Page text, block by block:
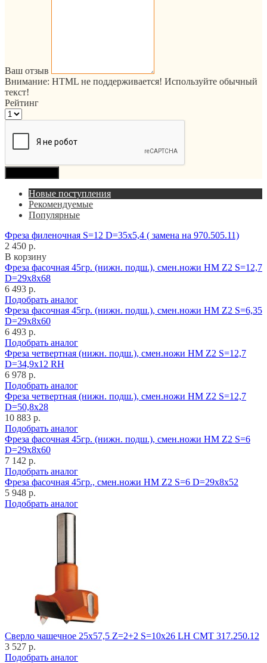
Ваш отзыв
Внимание: HTML не поддерживается! Используйте обычный
текст!
Рейтинг
Новые поступления
Рекомендуемые
Популярные
Фреза филеночная S=12 D=35x5,4 ( замена на 970.505.11)
2 450 р.
В корзину
Фреза фасочная 45гр. (нижн. подш.), смен.ножи HM Z2 S=12,7
D=29x8x68
6 493 р.
Подобрать аналог
Фреза фасочная 45гр. (нижн. подш.), смен.ножи HM Z2 S=6,35
D=29x8x60
6 493 р.
Подобрать аналог
Фреза четвертная (нижн. подш.), смен.ножи HM Z2 S=12,7
D=34,9x12 RH
6 978 р.
Подобрать аналог
Фреза четвертная (нижн. подш.), смен.ножи HM Z2 S=12,7
D=50,8x28
10 883 р.
Подобрать аналог
Фреза фасочная 45гр. (нижн. подш.), смен.ножи HM Z2 S=6
D=29x8x60
7 142 р.
Подобрать аналог
Фреза фасочная 45гр., смен.ножи HM Z2 S=6 D=29x8x52
5 948 р.
Подобрать аналог
Cверло чашечное 25x57,5 Z=2+2 S=10x26 LH CMT 317.250.12
3 527 р.
Подобрать аналог